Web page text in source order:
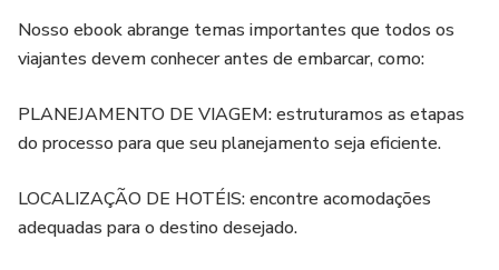
Nosso ebook abrange temas importantes que todos os
viajantes devem conhecer antes de embarcar, como:
PLANEJAMENTO DE VIAGEM: estruturamos as etapas
do processo para que seu planejamento seja eficiente.
LOCALIZAÇÃO DE HOTÉIS: encontre acomodações
adequadas para o destino desejado.